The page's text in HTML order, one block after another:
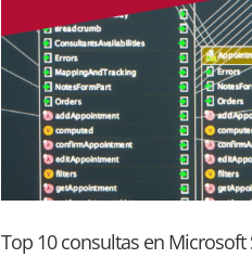
Top 10 consultas en